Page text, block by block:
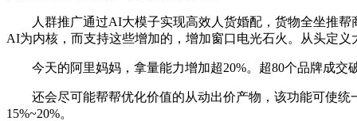
人群推广通过AI大模子实现高效人货婚配，货物全坐推帮
AI为内核，而支持这些增加的，增加窗口电光石火。从头定
今天的阿里妈妈，拿量能力增加超20%。超80个品牌成交
还会尽可能帮帮优化价值的从动出价产物，该功能可使统
15%~20%。